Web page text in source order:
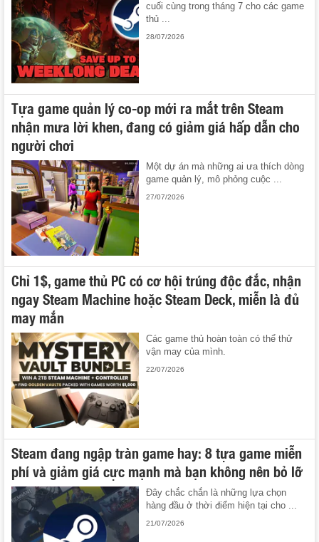
cuối cùng trong tháng 7 cho các game
thủ ...
28/07/2026
Tựa game quản lý co-op mới ra mắt trên Steam
nhận mưa lời khen, đang có giảm giá hấp dẫn cho
người chơi
Một dự án mà những ai ưa thích dòng
game quản lý, mô phỏng cuộc ...
27/07/2026
Chỉ 1$, game thủ PC có cơ hội trúng độc đắc, nhận
ngay Steam Machine hoặc Steam Deck, miễn là đủ
may mắn
Các game thủ hoàn toàn có thể thử
vận may của mình.
22/07/2026
Steam đang ngập tràn game hay: 8 tựa game miễn
phí và giảm giá cực mạnh mà bạn không nên bỏ lỡ
Đây chắc chắn là những lựa chọn
hàng đầu ở thời điểm hiện tại cho ...
21/07/2026